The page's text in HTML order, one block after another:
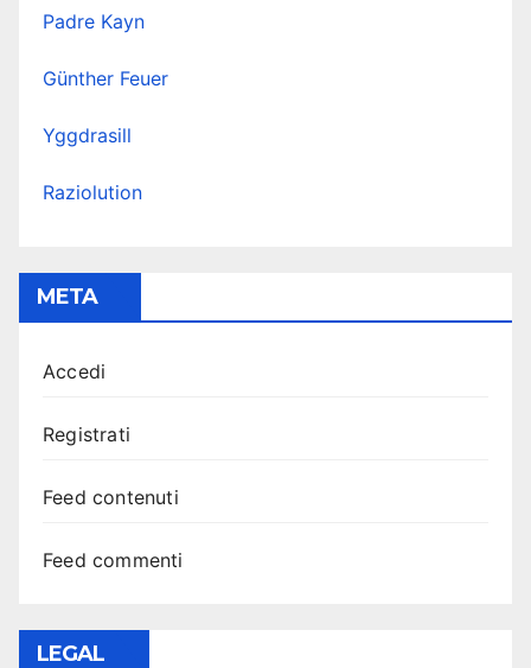
Padre Kayn
Günther Feuer
Yggdrasill
Raziolution
META
Accedi
Registrati
Feed contenuti
Feed commenti
LEGAL